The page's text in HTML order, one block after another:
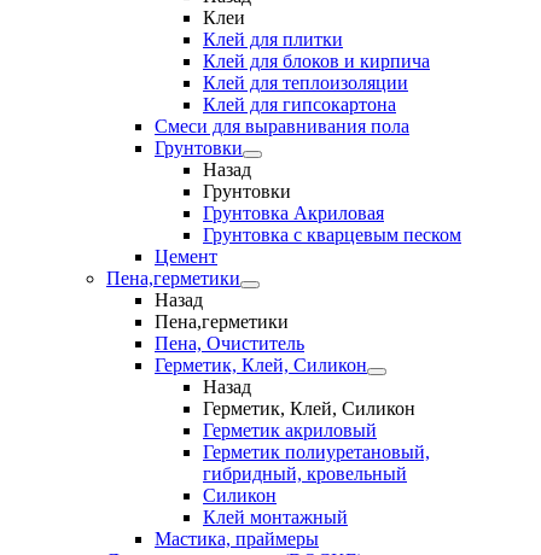
Клеи
Клей для плитки
Клей для блоков и кирпича
Клей для теплоизоляции
Клей для гипсокартона
Смеси для выравнивания пола
Грунтовки
Назад
Грунтовки
Грунтовка Акриловая
Грунтовка с кварцевым песком
Цемент
Пена,герметики
Назад
Пена,герметики
Пена, Очиститель
Герметик, Клей, Силикон
Назад
Герметик, Клей, Силикон
Герметик акриловый
Герметик полиуретановый,
гибридный, кровельный
Силикон
Клей монтажный
Мастика, праймеры